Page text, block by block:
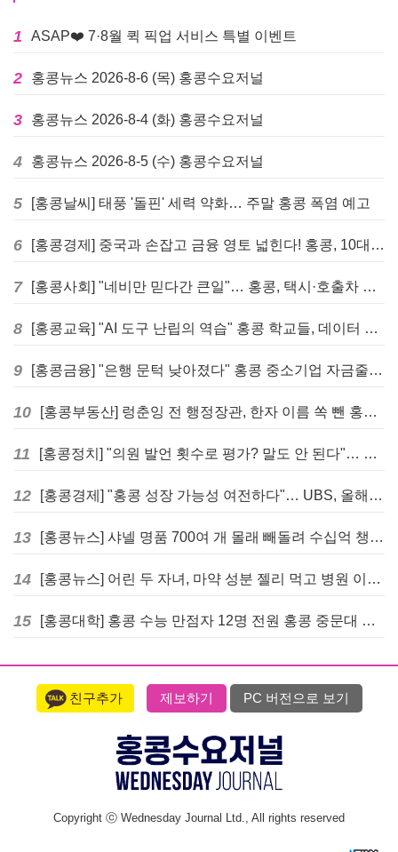
1 ASAP❤️ 7·8월 퀵 픽업 서비스 특별 이벤트
2 홍콩뉴스 2026-8-6 (목) 홍콩수요저널
3 홍콩뉴스 2026-8-4 (화) 홍콩수요저널
4 홍콩뉴스 2026-8-5 (수) 홍콩수요저널
5 [홍콩날씨] 태풍 '돌핀' 세력 약화… 주말 홍콩 폭염 예고
6 [홍콩경제] 중국과 손잡고 금융 영토 넓힌다! 홍콩, 10대 신규 정책 발표
7 [홍콩사회] "네비만 믿다간 큰일"… 홍콩, 택시·호출차 통합 시험 도입하며 규제 본격화
8 [홍콩교육] "AI 도구 난립의 역습" 홍콩 학교들, 데이터 고립에 교육 효과 평가 비상
9 [홍콩금융] "은행 문턱 낮아졌다" 홍콩 중소기업 자금줄 숨통 트이나… HKMA "2분기 신용 조건 안정적"
10 [홍콩부동산] 렁춘잉 전 행정장관, 한자 이름 쏙 뺀 홍콩 고급 아파트 단지들에 쓴소리
11 [홍콩정치] "의원 발언 횟수로 평가? 말도 안 된다"… 홍콩 입법회 의장의 일침
12 [홍콩경제] "홍콩 성장 가능성 여전하다"… UBS, 올해 홍콩 GDP 성장률 전망치 4.5%로 대폭 상향
13 [홍콩뉴스] 샤넬 명품 700여 개 몰래 빼돌려 수십억 챙긴 직원 4년~7년형 선고
14 [홍콩뉴스] 어린 두 자녀, 마약 성분 젤리 먹고 병원 이송… 어머니와 친척 체포
15 [홍콩대학] 홍콩 수능 만점자 12명 전원 홍콩 중문대 의대 진학
친구추가 제보하기 PC 버전으로 보기
Copyright ⓒ Wednesday Journal Ltd., All rights reserved